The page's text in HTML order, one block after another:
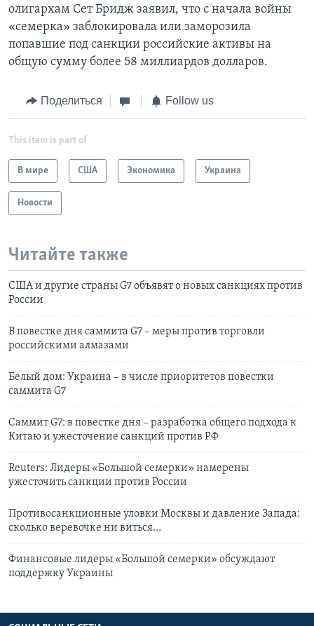
олигархам Сет Бридж заявил, что с начала войны
«семерка» заблокировала или заморозила
попавшие под санкции российские активы на
общую сумму более 58 миллиардов долларов.
Поделиться Follow us
This item is part of
В мире США Экономика Украина
Новости
Читайте также
США и другие страны G7 объявят о новых санкциях против
России
В повестке дня саммита G7 – меры против торговли
российскими алмазами
Белый дом: Украина – в числе приоритетов повестки
саммита G7
Саммит G7: в повестке дня – разработка общего подхода к
Китаю и ужесточение санкций против РФ
Reuters: Лидеры «Большой семерки» намерены
ужесточить санкции против России
Противосанкционные уловки Москвы и давление Запада:
сколько веревочке ни виться…
Финансовые лидеры «Большой семерки» обсуждают
поддержку Украины